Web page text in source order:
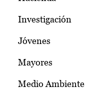
Investigación
Jóvenes
Mayores
Medio Ambiente